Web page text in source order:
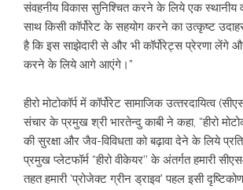
संवहनीय विकास सुनिश्चित करने के लिये एक स्‍थानीय
साथ किसी कॉर्पोरेट के सहयोग करने का उत्‍कृष्‍ट
है कि इस साझेदारी से और भी कॉर्पोरेट्स प्रेरणा लेंगे
करने के लिये आगे आएंगे।”
हीरो मोटोकॉर्प में कॉर्पोरेट सामाजिक उत्‍तरदायित्‍व
संचार के प्रमुख श्री भारतेन्‍दु काबी ने कहा, “हीरो
की सुरक्षा और जैव-विविधता को बढ़ावा देने के लिये
प्रमुख प्‍लेटफॉर्म “हीरो वीकेयर’’ के अंतर्गत हमारी
तहत हमारी ‘प्रोजेक्‍ट ग्रीन ड्राइव’ पहल इसी